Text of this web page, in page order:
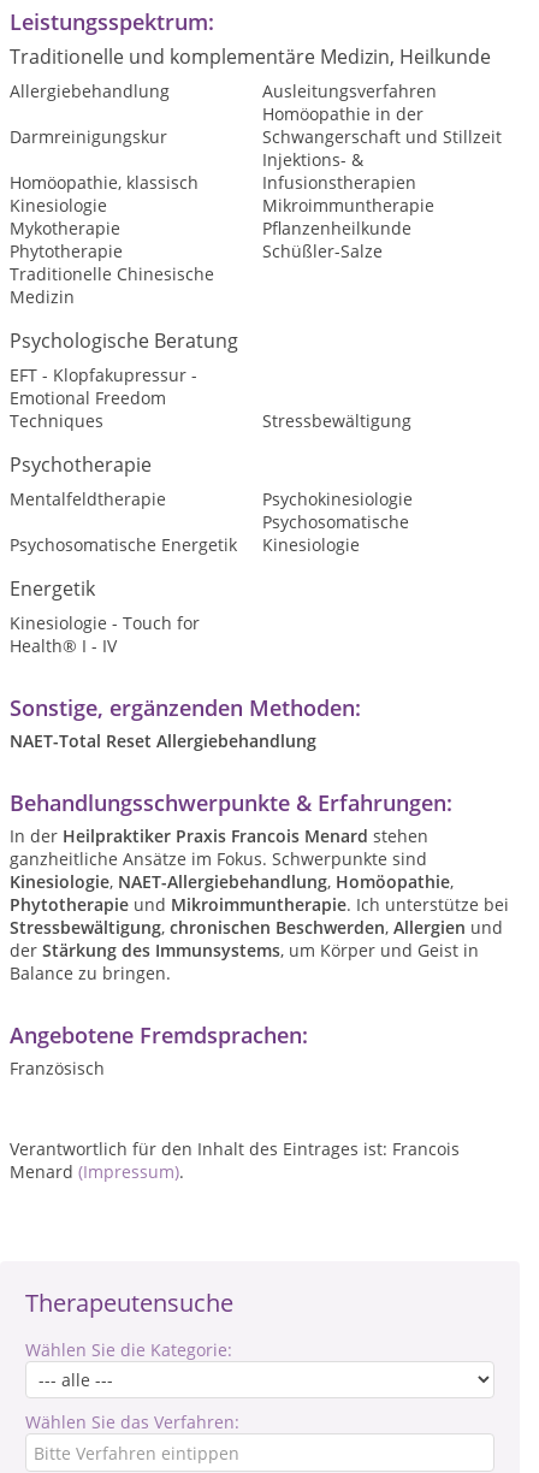
Therapeutensuche
Wählen Sie die Kategorie:
Wählen Sie das Verfahren:
Leistungsspektrum:
Traditionelle und komplementäre Medizin, Heilkunde
Allergiebehandlung
Ausleitungsverfahren
Darmreinigungskur
Homöopathie in der
Schwangerschaft und Stillzeit
Homöopathie, klassisch
Injektions- &
Infusionstherapien
Kinesiologie
Mikroimmuntherapie
Mykotherapie
Pflanzenheilkunde
Phytotherapie
Schüßler-Salze
Traditionelle Chinesische
Medizin
Psychologische Beratung
EFT - Klopfakupressur -
Emotional Freedom
Techniques
Stressbewältigung
Psychotherapie
Mentalfeldtherapie
Psychokinesiologie
Psychosomatische Energetik
Psychosomatische
Kinesiologie
Energetik
Kinesiologie - Touch for
Health® I - IV
Sonstige, ergänzenden Methoden:
NAET-Total Reset Allergiebehandlung
Behandlungsschwerpunkte & Erfahrungen:
In der Heilpraktiker Praxis Francois Menard stehen
ganzheitliche Ansätze im Fokus. Schwerpunkte sind
Kinesiologie, NAET-Allergiebehandlung, Homöopathie,
Phytotherapie und Mikroimmuntherapie. Ich unterstütze bei
Stressbewältigung, chronischen Beschwerden, Allergien und
der Stärkung des Immunsystems, um Körper und Geist in
Balance zu bringen.
Angebotene Fremdsprachen:
Französisch
Verantwortlich für den Inhalt des Eintrages ist: Francois
Menard (Impressum).